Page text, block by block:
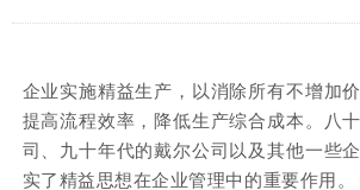
企业实施精益生产，以消除所有不增加
提高流程效率，降低生产综合成本。
八
司、九十年代的戴尔公司以及其他一些
实了精益思想在企业管理中的重要作用。